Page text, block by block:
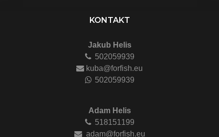
KONTAKT
Jakub Helis
502059939
kuba@forfish.eu
502059939
Adam Helis
518151199
adam@forfish.eu